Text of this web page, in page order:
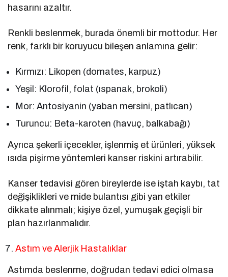
hasarını azaltır.
Renkli beslenmek, burada önemli bir mottodur. Her
renk, farklı bir koruyucu bileşen anlamına gelir:
Kırmızı: Likopen (domates, karpuz)
Yeşil: Klorofil, folat (ıspanak, brokoli)
Mor: Antosiyanin (yaban mersini, patlıcan)
Turuncu: Beta-karoten (havuç, balkabağı)
Ayrıca şekerli içecekler, işlenmiş et ürünleri, yüksek
ısıda pişirme yöntemleri kanser riskini artırabilir.
Kanser tedavisi gören bireylerde ise iştah kaybı, tat
değişiklikleri ve mide bulantısı gibi yan etkiler
dikkate alınmalı; kişiye özel, yumuşak geçişli bir
plan hazırlanmalıdır.
Astım ve Alerjik Hastalıklar
Astımda beslenme, doğrudan tedavi edici olmasa